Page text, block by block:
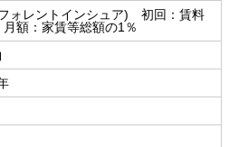
ォレントインシュア) 初回：賃料
額：家賃等総額の1％